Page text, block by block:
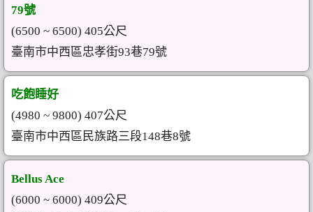
79號
(6500 ~ 6500) 405公尺
臺南市中西區忠孝街93巷79號
吃飽睡好
(4980 ~ 9800) 407公尺
臺南市中西區民族路三段148巷8號
Bellus Ace
(6000 ~ 6000) 409公尺